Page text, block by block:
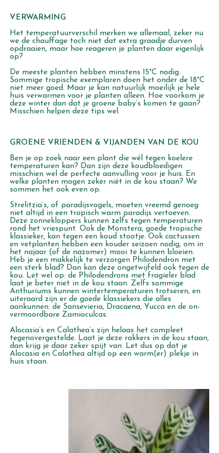
VERWARMING
Het temperatuurverschil merken we allemaal, zeker nu
we de chauffage toch niet dat extra graadje durven
opdraaien, maar hoe reageren je planten daar eigenlijk
op?
De meeste planten hebben minstens 15°C nodig.
Sommige tropische exemplaren doen het onder de 18°C
niet meer goed. Maar je kan natuurlijk moeilijk je hele
huis verwarmen voor je planten alleen. Hoe voorkom je
deze winter dan dat je groene baby’s komen te gaan?
Misschien helpen deze tips wel.
GROENE VRIENDEN & VIJANDEN VAN DE KOU
Ben je op zoek naar een plant die wél tegen koelere
temperaturen kan? Dan zijn deze koudbloedigen
misschien wel de perfecte aanvulling voor je huis. En
welke planten mogen zeker niét in de kou staan? We
sommen het ook even op.
Strelitzia’s, of paradijsvogels, moeten vreemd genoeg
niet altijd in een tropisch warm paradijs vertoeven.
Deze zonnekloppers kunnen zelfs tegen temperaturen
rond het vriespunt. Ook de Monstera, goede tropische
klassieker, kan tegen een koud stootje. Ook cactussen
en vetplanten hebben een kouder seizoen nodig, om in
het najaar (of de nazomer) mooi te kunnen bloeien.
Heb je een makkelijk te verzorgen Philodendron met
een sterk blad? Dan kan deze ongetwijfeld ook tegen de
kou. Let wel op: de Philodendrons met fragieler blad
laat je beter niet in de kou staan. Zelfs sommige
Anthuriums kunnen wintertemperaturen trotseren, en
uiteraard zijn er de goede klassiekers die alles
aankunnen: de Sansevieria, Dracaena, Yucca en de on-
vermoordbare Zamioculcas.
Alocasia’s en Calathea’s zijn helaas het compleet
tegenovergestelde. Laat je deze rakkers in de kou staan,
dan krijg je daar zeker spijt van. Let dus op dat je
Alocasia en Calathea altijd op een warm(er) plekje in
huis staan.